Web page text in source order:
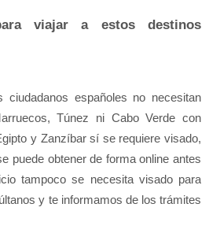
viajar a estos destinos
ciudadanos españoles no necesitan
Túnez ni Cabo Verde con
y Zanzíbar sí se requiere visado,
puede obtener de forma online antes
tampoco se necesita visado para
y te informamos de los trámites